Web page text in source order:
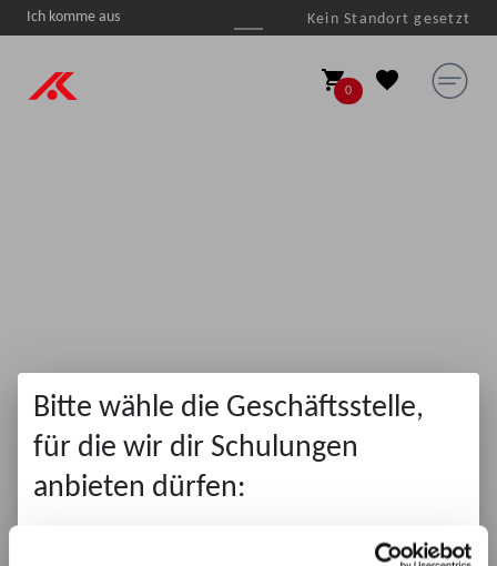
Ich komme aus Kein Standort gesetzt
0
shopping_cart favorite 
Bitte wähle die Geschäftsstelle,
für die wir dir Schulungen
anbieten dürfen: